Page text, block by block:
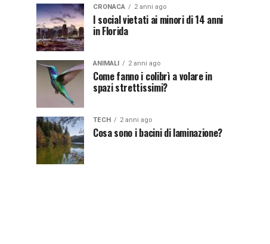
CRONACA 2 anni ago
I social vietati ai minori di 14 anni
in Florida
ANIMALI 2 anni ago
Come fanno i colibrì a volare in
spazi strettissimi?
TECH 2 anni ago
Cosa sono i bacini di laminazione?